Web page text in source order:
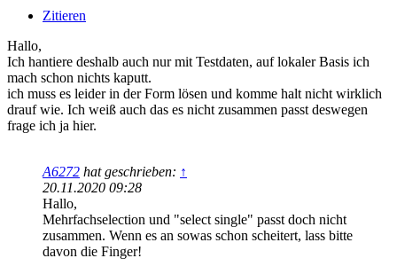
Zitieren
Hallo,
Ich hantiere deshalb auch nur mit Testdaten, auf lokaler Basis ich
mach schon nichts kaputt.
ich muss es leider in der Form lösen und komme halt nicht wirklich
drauf wie. Ich weiß auch das es nicht zusammen passt deswegen
frage ich ja hier.
A6272 hat geschrieben: ↑
20.11.2020 09:28
Hallo,
Mehrfachselection und "select single" passt doch nicht
zusammen. Wenn es an sowas schon scheitert, lass bitte
davon die Finger!